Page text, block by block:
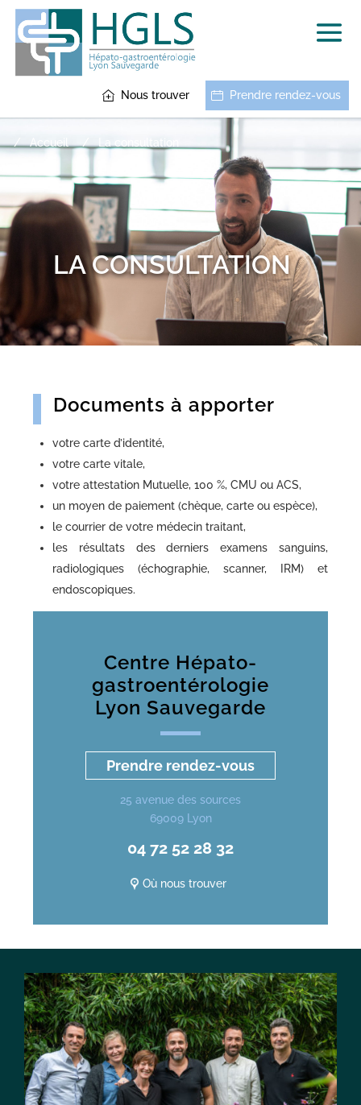
Nous trouver Prendre rendez-vous
Accueil La consultation
LA CONSULTATION
Documents à apporter
votre carte d’identité,
votre carte vitale,
votre attestation Mutuelle, 100 %, CMU ou ACS,
un moyen de paiement (chèque, carte ou espèce),
le courrier de votre médecin traitant,
les résultats des derniers examens sanguins,
radiologiques (échographie, scanner, IRM) et
endoscopiques.
Centre Hépato-
gastroentérologie
Lyon Sauvegarde
Prendre rendez-vous
25 avenue des sources
69009 Lyon
04 72 52 28 32
Où nous trouver